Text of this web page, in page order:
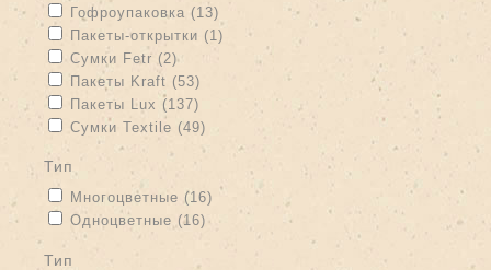
Apply Гофроупаковка filter
Гофроупаковка (13) Apply Гофроупаковка filter
Apply Пакеты-открытки filter
Пакеты-открытки (1) Apply Пакеты-открытки filter
Apply Сумки Fetr filter
Сумки Fetr (2)Apply Сумки Fetr filter
Apply Пакеты Kraft filter
Пакеты Kraft (53) Apply Пакеты Kraft filter
Apply Пакеты Lux filter
Пакеты Lux (137) Apply Пакеты Lux filter
Apply Сумки Textile filter
Сумки Textile (49) Apply Сумки Textile filter
тип
Apply Многоцветные filter
Многоцветные (16) Apply Многоцветные filter
Apply Одноцветные filter
Одноцветные (16) Apply Одноцветные filter
тип